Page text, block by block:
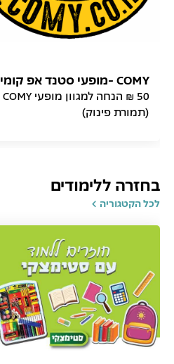
COMY -מופעי סטנד אפ קומי
50 ₪ הנחה למגוון מופעי COMY
(תמורת פינוק)
בחזרה ללימודים
לכל הקטגוריה